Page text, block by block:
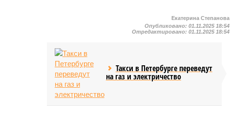
Екатерина Степанова
Опубликовано:01.11.2025 18:54
Отредактировано:01.11.2025 18:54
Такси в Петербурге переведут
на газ и электричество